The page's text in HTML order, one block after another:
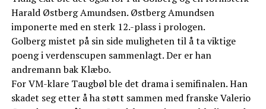
Harald Østberg Amundsen. Østberg Amundsen
imponerte med en sterk 12.-plass i prologen.
Golberg mistet på sin side muligheten til å ta viktige
poeng i verdenscupen sammenlagt. Der er han
andremann bak Klæbo.
For VM-klare Taugbøl ble det drama i semifinalen. Han
skadet seg etter å ha støtt sammen med franske Valerio